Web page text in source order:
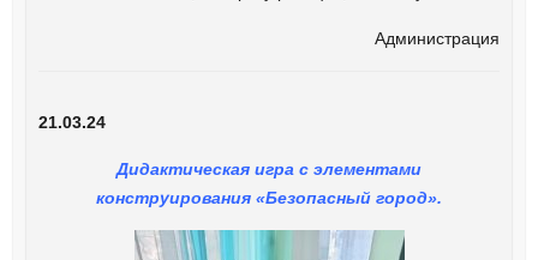
Администрация
21.03.24
Дидактическая игра с элементами
конструирования «Безопасный город».